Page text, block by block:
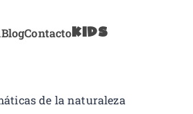
BlogContactoKIDS
de la naturaleza